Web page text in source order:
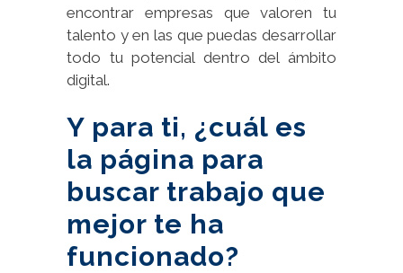
encontrar empresas que valoren tu
talento y en las que puedas desarrollar
todo tu potencial dentro del ámbito
digital.
Y para ti, ¿cuál es
la página para
buscar trabajo que
mejor te ha
funcionado?